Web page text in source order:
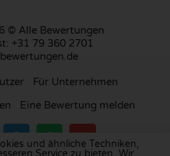
© Alle Bewertungen
+31 79 360 2701
Für Unternehmen
Eine Bewertung melden
und ähnliche Techniken,
Service zu bieten. Wir